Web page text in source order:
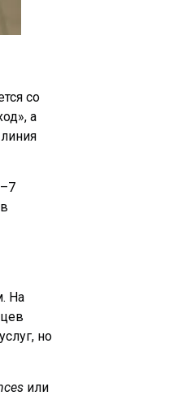
со
а
На
но
или